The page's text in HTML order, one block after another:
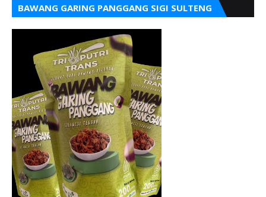
BAWANG GARING PANGGANG SIGI SULTENG